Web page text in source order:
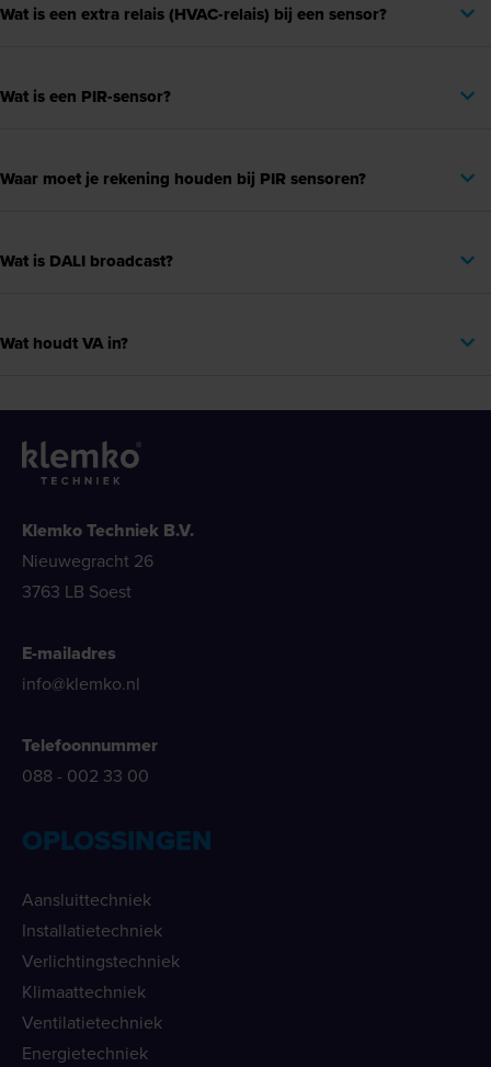
Wat is een extra relais (HVAC-relais) bij een sensor?
Wat is een PIR-sensor?
Waar moet je rekening houden bij PIR sensoren?
Wat is DALI broadcast?
Wat houdt VA in?
Klemko Techniek B.V.
Nieuwegracht 26
3763 LB Soest
E-mailadres
info@klemko.nl
Telefoonnummer
088 - 002 33 00
OPLOSSINGEN
Aansluittechniek
Installatietechniek
Verlichtingstechniek
Klimaattechniek
Ventilatietechniek
Energietechniek